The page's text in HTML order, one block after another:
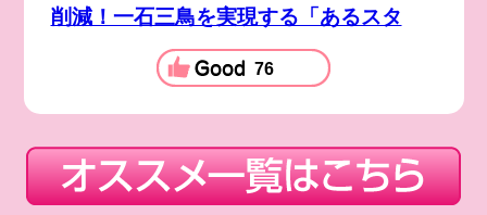
削減！一石三鳥を実現する「あるスタ
76